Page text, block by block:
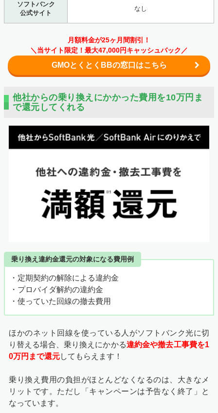
ソフトバンク
公式サイト
なし
月額料金が25ヶ月間割引！
＼当サイト限定！最大47,000円キャッシュバック／
GMOとくとくBBの窓口はこちら
他社からの乗り換えにかかった費用を10万円ま
で還元してくれる
乗り換え違約金還元の対象になる費用例
・定期契約の解除による違約金
・プロバイダ解約の違約金
・使っていた回線の撤去費用
ほかのネット回線を使っている人がソフトバンク光に切
り替える場合、乗り換えにかかる違約金や撤去工事費を1
0万円まで還元してもらえます！
乗り換え費用の負担がほとんどなくなるのは、大きなメ
リットです。ただし「キャンペーンは予告なく終了」と
なっています。